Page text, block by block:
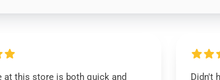
at this store is both quick and
Didn't